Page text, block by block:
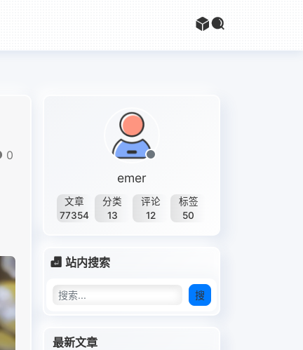
0
emer
文章
77354
分类
13
评论
12
标签
50
站内搜索
搜
最新文章